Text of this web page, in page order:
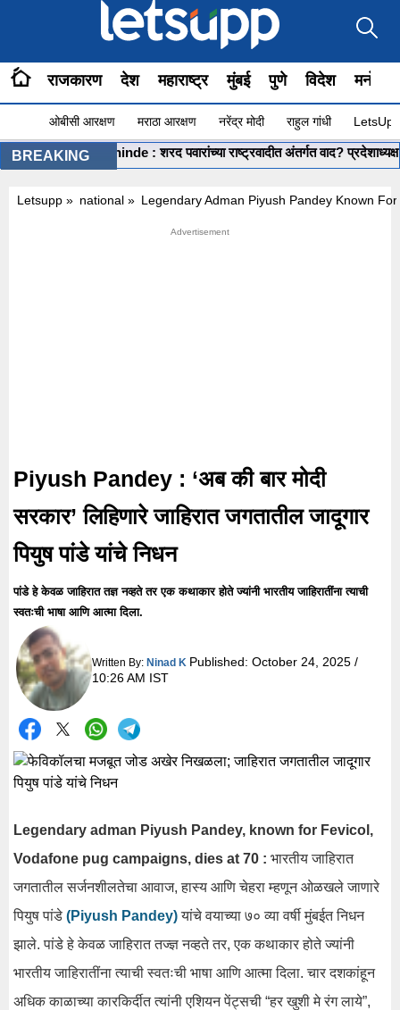
राजकारण देश महाराष्ट्र मुंबई पुणे विदेश
ओबीसी आरक्षण मराठा आरक्षण नरेंद्र मोदी राहुल गांधी
BREAKING
Shashikant Shinde : शरद पवारांच्या राष्ट्रवादीत अंतर्गत वाद? प्रदेशाध्यक्ष
Letsupp » national » Legendary Adman Piyush Pandey Known
Piyush Pandey : ‘अब की बार मोदी
सरकार’ लिहिणारे जाहिरात जगतातील जादूगार
पियुष पांडे यांचे निधन
पांडे हे केवळ जाहिरात तज्ञ नव्हते तर एक कथाकार होते ज्यांनी भारतीय जाहिरातींना त्याची
स्वतःची भाषा आणि आत्मा दिला.
Written By:Ninad K Published:October 24, 2025 /
10:26 AM IST
Legendary adman Piyush Pandey, known for Fevicol,
Vodafone pug campaigns, dies at 70 : भारतीय जाहिरात
जगतातील सर्जनशीलतेचा आवाज, हास्य आणि चेहरा म्हणून ओळखले जाणारे
पियुष पांडे (Piyush Pandey)यांचे वयाच्या ७० व्या वर्षी मुंबईत निधन
झाले. पांडे हे केवळ जाहिरात तज्ज्ञ नव्हते तर, एक कथाकार होते ज्यांनी
भारतीय जाहिरातींना त्याची स्वतःची भाषा आणि आत्मा दिला. चार दशकांहून
अधिक काळाच्या कारकिर्दीत त्यांनी एशियन पेंट्सची “हर खुशी मे रंग लाये”,